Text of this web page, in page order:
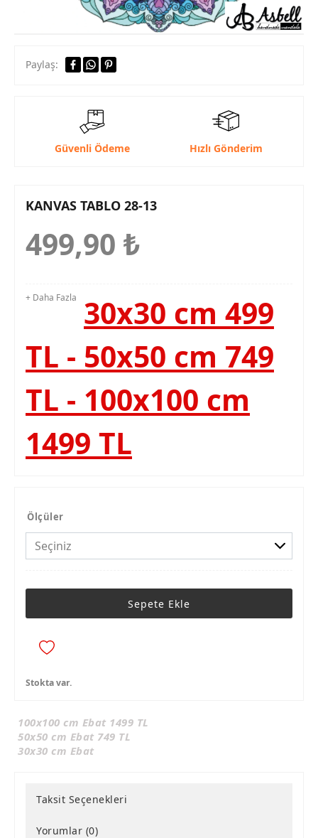
Paylaş:
Güvenli Ödeme Hızlı Gönderim
KANVAS TABLO 28-13
499,90 ₺
+ Daha Fazla
30x30 cm 499
TL - 50x50 cm 749
TL - 100x100 cm
1499 TL
Ölçüler
Sepete Ekle
Stokta var.
100x100 cm Ebat 1499 TL
50x50 cm Ebat 749 TL
30x30 cm Ebat
Taksit Seçenekleri
Yorumlar (0)